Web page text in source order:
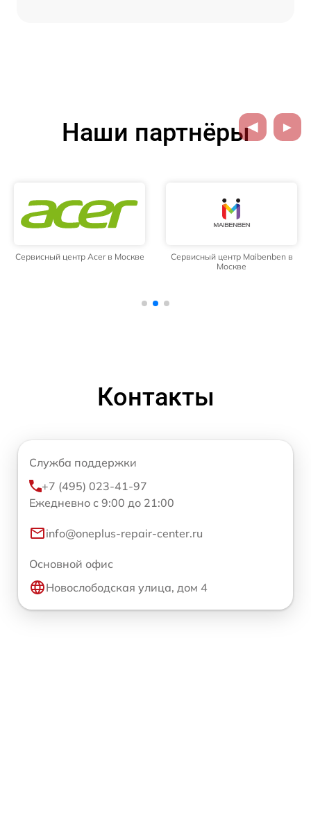
Наши партнёры
Сервисный центр Acer в Москве
Сервисный центр Maibenben в
Москве
Контакты
Служба поддержки
+7 (495) 023-41-97
Ежедневно с 9:00 до 21:00
info@oneplus-repair-center.ru
Основной офис
Новослободская улица, дом 4